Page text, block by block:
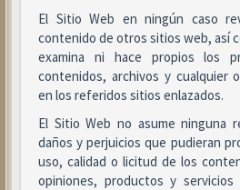
El Sitio Web en ningún caso
contenido de otros sitios web, así
examina ni hace propios los
contenidos, archivos y cualquier
en los referidos sitios enlazados.
El Sitio Web no asume ninguna
daños y perjuicios que pudieran
uso, calidad o licitud de los
opiniones, productos y